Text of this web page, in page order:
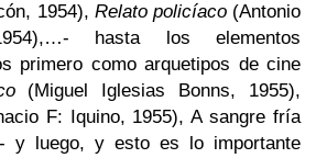
1954), Relato policíaco(Antonio
hasta los elementos
primero como arquetipos de cine
(Miguel Iglesias Bonns, 1955),
F: Iquino, 1955), A sangre fría
y luego, y esto es lo importante